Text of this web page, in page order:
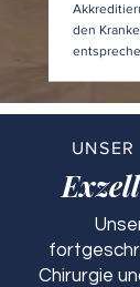
den
UNSER
Chirurgie